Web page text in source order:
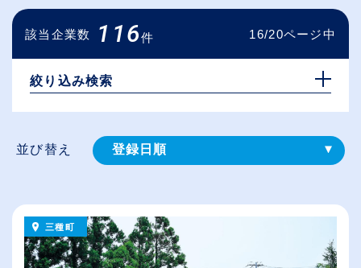
該当企業数 116件 16/20ページ中
絞り込み検索
並び替え 登録⽇順
（⾼卒の給与を基準）
従業員が多い順
三種町